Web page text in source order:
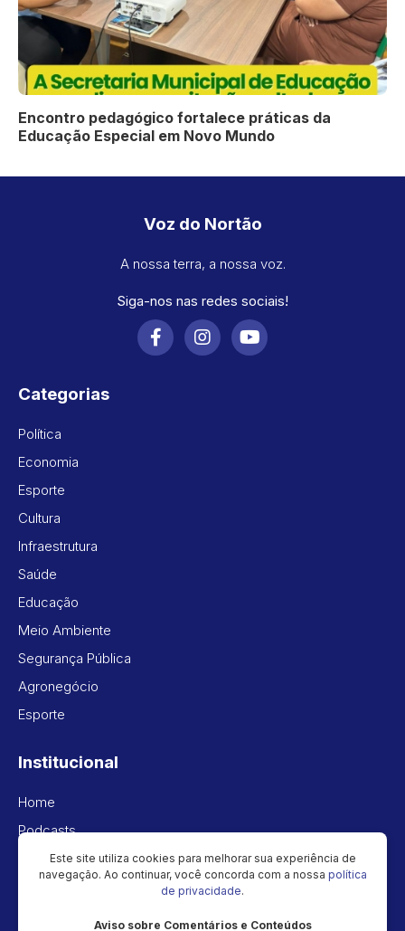
Encontro pedagógico fortalece práticas da
Educação Especial em Novo Mundo
Voz do Nortão
A nossa terra, a nossa voz.
Siga-nos nas redes sociais!
Categorias
Política
Economia
Esporte
Cultura
Infraestrutura
Saúde
Educação
Meio Ambiente
Segurança Pública
Agronegócio
Esporte
Institucional
Home
Podcasts
Vídeos
Política de privacidade
Este site utiliza cookies para melhorar sua experiência de
navegação. Ao continuar, você concorda com a nossa política
de privacidade.
Aviso sobre Comentários e Conteúdos